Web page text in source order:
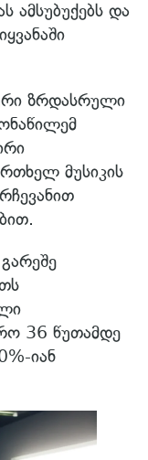
ამსუბუქებს და
ზრდასრული
მუსიკის
36 წუთამდე
იან